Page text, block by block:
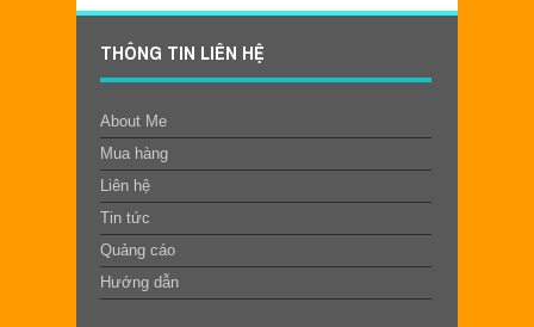
THÔNG TIN LIÊN HỆ
About Me
Mua hàng
Liên hệ
Tin tức
Quảng cáo
Hướng dẫn